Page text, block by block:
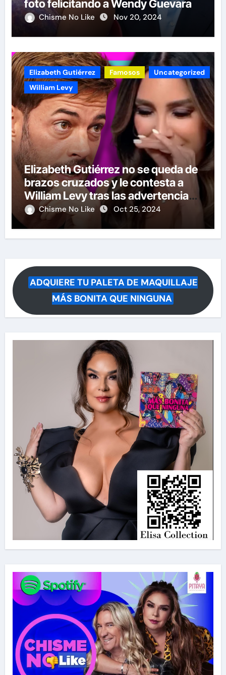
foto felicitando a Wendy Guevara
Chisme No Like Nov 20, 2024
Elizabeth Gutiérrez Famosos
Uncategorized
William Levy
Elizabeth Gutiérrez no se queda de
brazos cruzados y le contesta a
William Levy tras las advertencias
de demandas
Chisme No Like Oct 25, 2024
ADQUIERE TU PALETA DE MAQUILLAJE
MÁS BONITA QUE NINGUNA